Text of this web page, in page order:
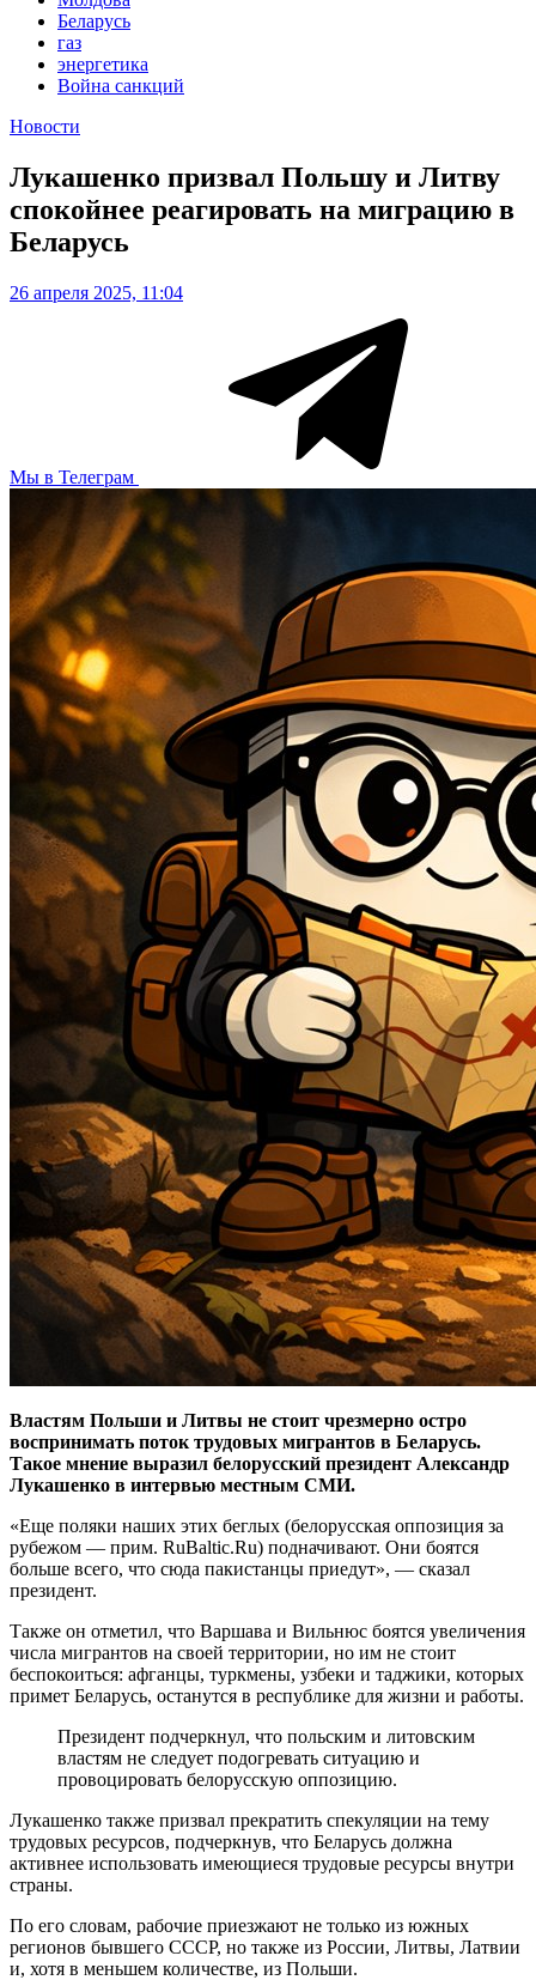
Беларусь
газ
энергетика
Война санкций
Новости
Лукашенко призвал Польшу и Литву
спокойнее реагировать на миграцию в
Беларусь
26 апреля 2025, 11:04
Мы в Телеграм
Властям Польши и Литвы не стоит чрезмерно остро
воспринимать поток трудовых мигрантов в Беларусь.
Такое мнение выразил белорусский президент Александр
Лукашенко в интервью местным СМИ.
«Еще поляки наших этих беглых (белорусская оппозиция за
рубежом — прим. RuBaltic.Ru) подначивают. Они боятся
больше всего, что сюда пакистанцы приедут», — сказал
президент.
Также он отметил, что Варшава и Вильнюс боятся увеличения
числа мигрантов на своей территории, но им не стоит
беспокоиться: афганцы, туркмены, узбеки и таджики, которых
примет Беларусь, останутся в республике для жизни и работы.
Президент подчеркнул, что польским и литовским
властям не следует подогревать ситуацию и
провоцировать белорусскую оппозицию.
Лукашенко также призвал прекратить спекуляции на тему
трудовых ресурсов, подчеркнув, что Беларусь должна
активнее использовать имеющиеся трудовые ресурсы внутри
страны.
По его словам, рабочие приезжают не только из южных
регионов бывшего СССР, но также из России, Литвы, Латвии
и, хотя в меньшем количестве, из Польши.